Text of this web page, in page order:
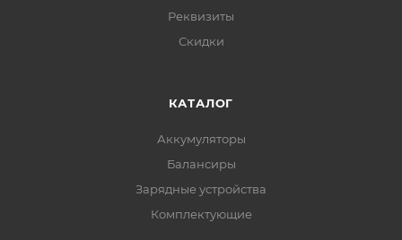
Реквизиты
Скидки
КАТАЛОГ
Аккумуляторы
Балансиры
Зарядные устройства
Комплектующие